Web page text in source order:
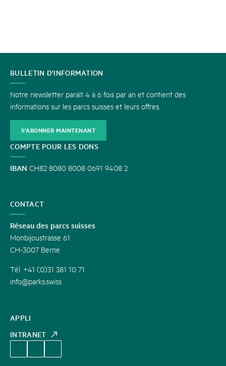
CONTACT
APPLI
INTRANET
BULLETIN D'INFORMATION
Notre newsletter paraît 4 à 6 fois par an et contient des
informations sur les parcs suisses et leurs offres.
S'ABONNER MAINTENANT
COMPTE POUR LES DONS
IBAN CH82 8080 8008 0691 9408 2
CONTACT
Réseau des parcs suisses
Monbijoustrasse 61
CH-3007 Berne
Tél. +41 (0)31 381 10 71
info@parks.swiss